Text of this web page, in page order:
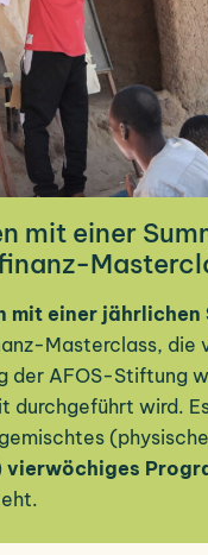
mit einer
mit einer jährlichen
Masterclass, die
der AFOS-Stiftung
durchgeführt wird.
vierwöchiges